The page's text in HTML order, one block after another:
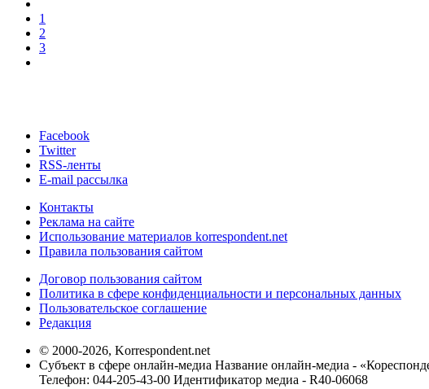
1
2
3
Facebook
Twitter
RSS-ленты
E-mail рассылка
Контакты
Реклама на сайте
Использование материалов korrespondent.net
Правила пользования сайтом
Договор пользования сайтом
Политика в сфере конфиденциальности и персональных данных
Пользовательское соглашение
Редакция
© 2000-2026, Korrespondent.net
Субъект в сфере онлайн-медиа Название онлайн-медиа -
Телефон: 044-205-43-00 Идентификатор медиа - R40-06068